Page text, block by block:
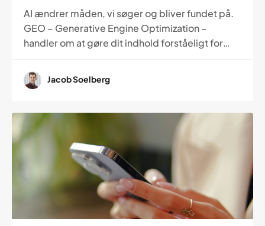
AI ændrer måden, vi søger og bliver fundet på.
GEO – Generative Engine Optimization –
handler om at gøre dit indhold forståeligt for
adskiller sig fra SEO, og hvorfor det bliver en
vigtig del af fremtidens synlighed online.
Jacob Soelberg